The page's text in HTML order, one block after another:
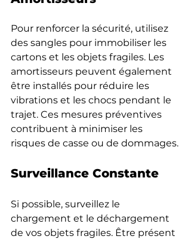
Pour renforcer la sécurité, utilisez
des sangles pour immobiliser les
cartons et les objets fragiles. Les
amortisseurs peuvent également
être installés pour réduire les
vibrations et les chocs pendant le
trajet. Ces mesures préventives
contribuent à minimiser les
risques de casse ou de dommages.
Surveillance Constante
Si possible, surveillez le
chargement et le déchargement
de vos objets fragiles. Être présent